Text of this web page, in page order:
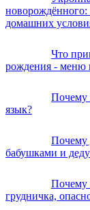
новорождённого:
домашних
Что
рождения - меню
Почему
язык?
Почему
бабушками и
Почему
грудничка,